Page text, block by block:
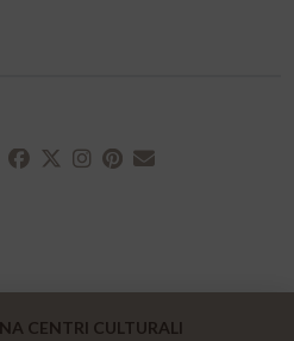
CENTRI CULTURALI